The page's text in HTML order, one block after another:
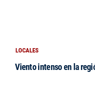
LOCALES
Viento intenso en la